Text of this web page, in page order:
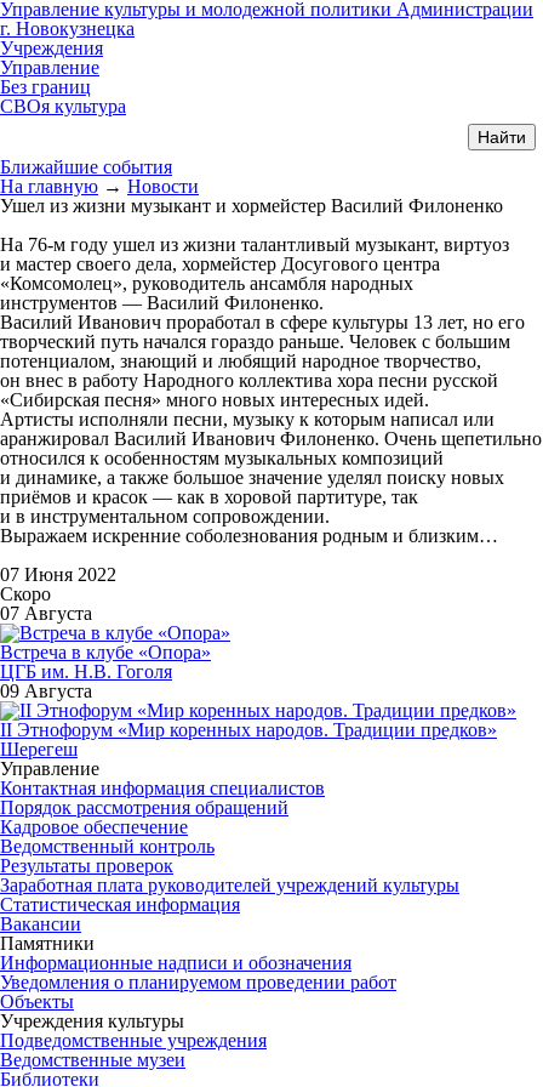
Управление культуры и молодежной политики Администрации
г. Новокузнецка
Учреждения
Управление
Без границ
СВОя культура
Ближайшие события
На главную → Новости
Ушел из жизни музыкант и хормейстер Василий Филоненко
На 76-м году ушел из жизни талантливый музыкант, виртуоз
и мастер своего дела, хормейстер Досугового центра
«Комсомолец», руководитель ансамбля народных
инструментов — Василий Филоненко.
Василий Иванович проработал в сфере культуры 13 лет, но его
творческий путь начался гораздо раньше. Человек с большим
потенциалом, знающий и любящий народное творчество,
он внес в работу Народного коллектива хора песни русской
«Сибирская песня» много новых интересных идей.
Артисты исполняли песни, музыку к которым написал или
аранжировал Василий Иванович Филоненко. Очень щепетильно
относился к особенностям музыкальных композиций
и динамике, а также большое значение уделял поиску новых
приёмов и красок — как в хоровой партитуре, так
и в инструментальном сопровождении.
Выражаем искренние соболезнования родным и близким…
07 Июня 2022
Скоро
07 Августа
Встреча в клубе «Опора»
ЦГБ им. Н.В. Гоголя
09 Августа
II Этнофорум «Мир коренных народов. Традиции предков»
Шерегеш
Управление
Контактная информация специалистов
Порядок рассмотрения обращений
Кадровое обеспечение
Ведомственный контроль
Результаты проверок
Заработная плата руководителей учреждений культуры
Статистическая информация
Вакансии
Памятники
Информационные надписи и обозначения
Уведомления о планируемом проведении работ
Объекты
Учреждения культуры
Подведомственные учреждения
Ведомственные музеи
Библиотеки